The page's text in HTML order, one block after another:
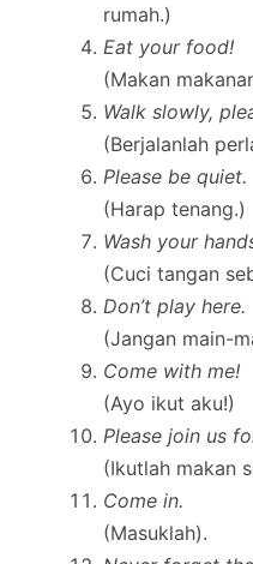
rumah.)
Eat your food!
(Makan
Walk slowly,
(Berjalanlah
Please be quiet.
(Harap tenang.)
Wash your
(Cuci tangan
Don’t play here.
(Jangan main-
Come with me!
(Ayo ikut aku!)
Please join us
(Ikutlah makan
Come in.
(Masuklah).